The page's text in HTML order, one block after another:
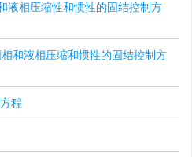
相压缩性和惯性的固结控制方
和液相压缩和惯性的固结控制方
程